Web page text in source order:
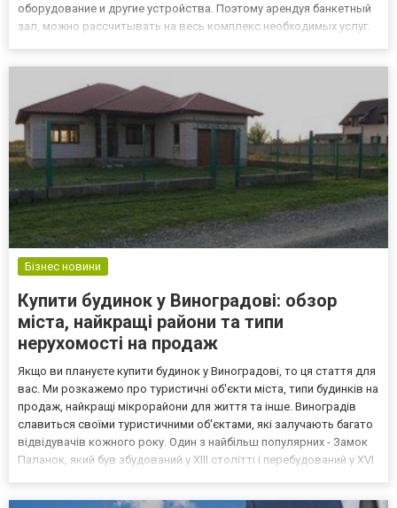
оборудование и другие устройства. Поэтому арендуя банкетный
зал, можно рассчитывать на весь комплекс необходимых услуг.
Бізнес новини
Купити будинок у Виноградові: обзор
міста, найкращі райони та типи
нерухомості на продаж
Якщо ви плануєте купити будинок у Виноградові, то ця стаття для
вас. Ми розкажемо про туристичні об'єкти міста, типи будинків на
продаж, найкращі мікрорайони для життя та інше. Виноградів
славиться своїми туристичними об'єктами, які залучають багато
відвідувачів кожного року. Один з найбільш популярних - Замок
Паланок, який був збудований у XIII столітті і перебудований у XVI